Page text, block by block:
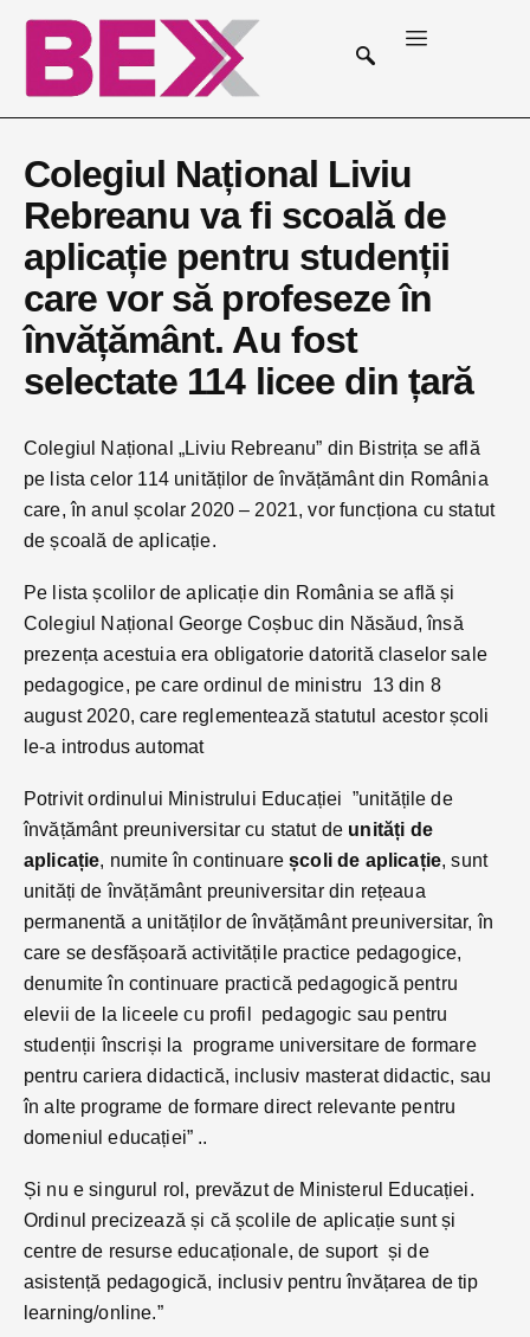
Colegiul Național Liviu
Rebreanu va fi scoală de
aplicație pentru studenții
care vor să profeseze în
învățământ. Au fost
selectate 114 licee din țară
Colegiul Național „Liviu Rebreanu” din Bistrița se află
pe lista celor 114 unităților de învățământ din România
care, în anul școlar 2020 – 2021, vor funcționa cu statut
de școală de aplicație.
Pe lista școlilor de aplicație din România se află și
Colegiul Național George Coșbuc din Năsăud, însă
prezența acestuia era obligatorie datorită claselor sale
pedagogice, pe care ordinul de ministru 13 din 8
august 2020, care reglementează statutul acestor școli
le-a introdus automat
Potrivit ordinului Ministrului Educației ”unitățile de
învățământ preuniversitar cu statut de unități de
aplicație, numite în continuareșcoli de aplicație, sunt
unități de învățământ preuniversitar din rețeaua
permanentă a unităților de învățământ preuniversitar, în
care se desfășoară activitățile practice pedagogice,
denumite în continuare practică pedagogică pentru
elevii de la liceele cu profil pedagogic sau pentru
studenții înscriși la programe universitare de formare
pentru cariera didactică, inclusiv masterat didactic, sau
în alte programe de formare direct relevante pentru
domeniul educației” ..
Și nu e singurul rol, prevăzut de Ministerul Educației.
Ordinul precizează și că școlile de aplicație sunt și
centre de resurse educaționale, de suport și de
asistență pedagogică, inclusiv pentru învățarea de tip
learning/online.”